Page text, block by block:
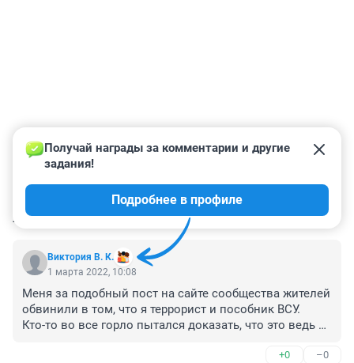
КОММЕНТАРИИ 73
Виктория В. К.
Получай награды за комментарии и другие
задания!
Подробнее в профиле
1 марта 2022, 10:08
Меня за подобный пост на сайте сообщества жителей
обвинили в том, что я террорист и пособник ВСУ.
Кто-то во все горло пытался доказать, что это ведь
+0 –0